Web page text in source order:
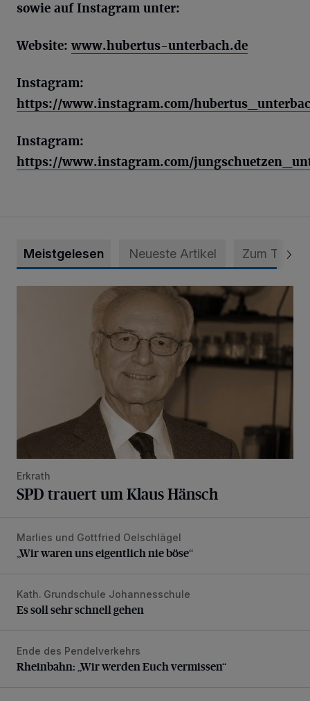
sowie auf Instagram unter:
Website:www.hubertus-unterbach.de
Instagram:
https://www.instagram.com/
Instagram:
https://www.instagram.com/
Meistgelesen Neueste Artikel Zum Thema
SPD trauert um Klaus Hänsch
Erkrath
SPD trauert um Klaus Hänsch
„Wir waren uns eigentlich nie böse“
Marlies und Gottfried Oelschlägel
„Wir waren uns eigentlich nie böse“
Es soll sehr schnell gehen
Kath. Grundschule Johannesschule
Es soll sehr schnell gehen
Rheinbahn: „Wir werden Euch vermissen“
Ende des Pendelverkehrs
Rheinbahn: „Wir werden Euch vermissen“